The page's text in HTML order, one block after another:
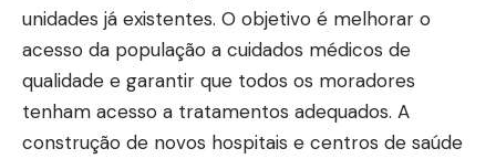
unidades já existentes. O objetivo é melhorar o
acesso da população a cuidados médicos de
qualidade e garantir que todos os moradores
tenham acesso a tratamentos adequados. A
construção de novos hospitais e centros de saúde